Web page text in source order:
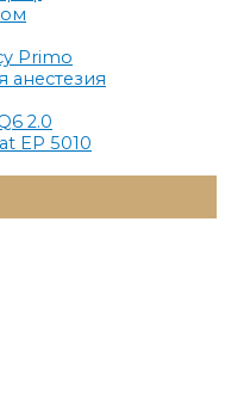
Primo
анестезия
2.0
EP 5010